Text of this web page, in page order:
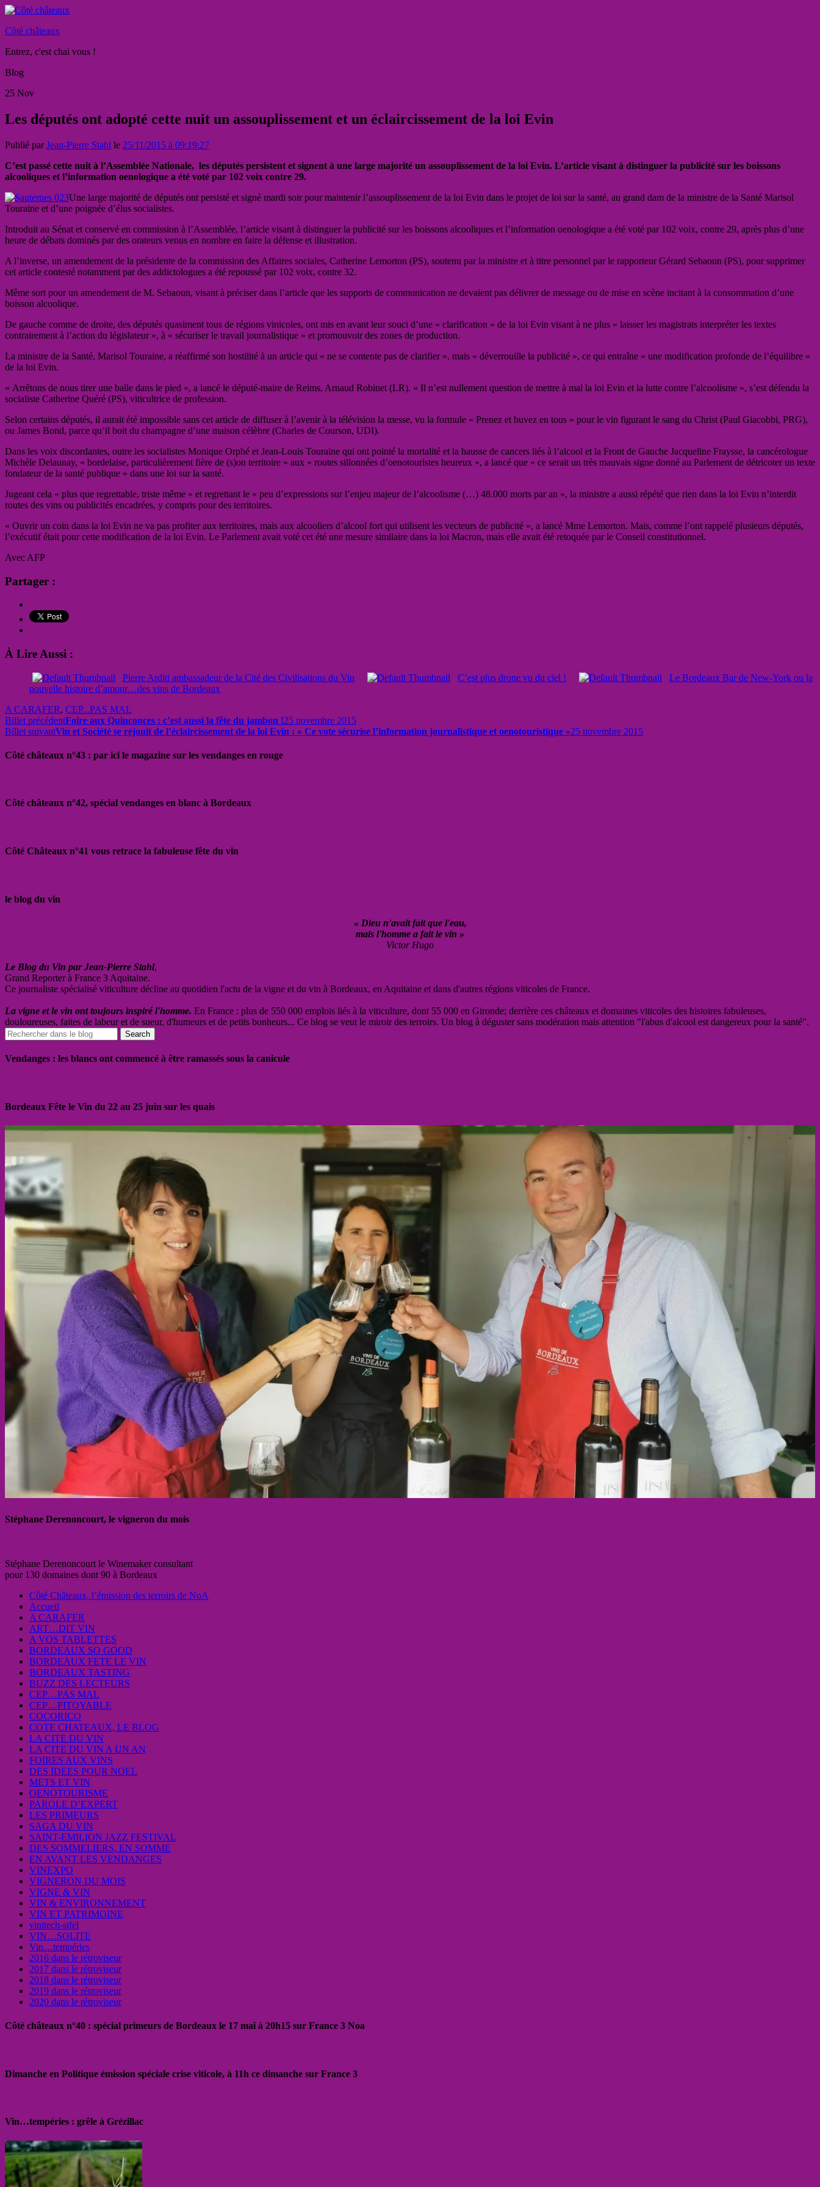
Côté châteaux
Entrez, c'est chai vous !
Blog
25 Nov
Les députés ont adopté cette nuit un assouplissement et un éclaircissement de la loi Evin
Publié parJean-Pierre Stahl le 25/11/2015 à 09:19:27
C’est passé cette nuit à l’Assemblée Nationale, les députés persistent et signent à une large majorité un assouplissement de la loi Evin. L’article visant à distinguer la publicité sur les boissons
alcooliques et l’information oenologique a été voté par 102 voix contre 29.
Une large majorité de députés ont persisté et signé mardi soir pour maintenir l’assouplissement de la loi Evin dans le projet de loi sur la santé, au grand dam de la ministre de la Santé Marisol
Touraine et d’une poignée d’élus socialistes.
Introduit au Sénat et conservé en commission à l’Assemblée, l’article visant à distinguer la publicité sur les boissons alcooliques et l’information oenologique a été voté par 102 voix, contre 29, après plus d’une
heure de débats dominés par des orateurs venus en nombre en faire la défense et illustration.
A l’inverse, un amendement de la présidente de la commission des Affaires sociales, Catherine Lemorton (PS), soutenu par la ministre et à titre personnel par le rapporteur Gérard Sebaoun (PS), pour supprimer
cet article contesté notamment par des addictologues a été repoussé par 102 voix, contre 32.
Même sort pour un amendement de M. Sebaoun, visant à préciser dans l’article que les supports de communication ne devaient pas délivrer de message ou de mise en scène incitant à la consommation d’une
boisson alcoolique.
De gauche comme de droite, des députés quasiment tous de régions vinicoles, ont mis en avant leur souci d’une « clarification » de la loi Evin visant à ne plus « laisser les magistrats interpréter les textes
contrairement à l’action du législateur », à « sécuriser le travail journalistique » et promouvoir des zones de production.
La ministre de la Santé, Marisol Touraine, a réaffirmé son hostilité à un article qui « ne se contente pas de clarifier », mais « déverrouille la publicité », ce qui entraîne « une modification profonde de l’équilibre »
de la loi Evin.
« Arrêtons de nous tirer une balle dans le pied », a lancé le député-maire de Reims, Arnaud Robinet (LR). « Il n’est nullement question de mettre à mal la loi Evin et la lutte contre l’alcoolisme », s’est défendu la
socialiste Catherine Quéré (PS), viticultrice de profession.
Selon certains députés, il aurait été impossible sans cet article de diffuser à l’avenir à la télévision la messe, vu la formule « Prenez et buvez en tous » pour le vin figurant le sang du Christ (Paul Giacobbi, PRG),
ou James Bond, parce qu’il boit du champagne d’une maison célèbre (Charles de Courson, UDI).
Dans les voix discordantes, outre les socialistes Monique Orphé et Jean-Louis Touraine qui ont pointé la mortalité et la hausse de cancers liés à l’alcool et la Front de Gauche Jacqueline Fraysse, la cancérologue
Michèle Delaunay, « bordelaise, particulièrement fière de (s)on territoire » aux « routes sillonnées d’oenotouristes heureux », a lancé que « ce serait un très mauvais signe donné au Parlement de détricoter un texte
fondateur de la santé publique » dans une loi sur la santé.
Jugeant cela « plus que regrettable, triste même » et regrettant le « peu d’expressions sur l’enjeu majeur de l’alcoolisme (…) 48.000 morts par an », la ministre a aussi répété que rien dans la loi Evin n’interdit
routes des vins ou publicités encadrées, y compris pour des territoires.
« Ouvrir un coin dans la loi Evin ne va pas profiter aux territoires, mais aux alcooliers d’alcool fort qui utilisent les vecteurs de publicité », a lancé Mme Lemorton. Mais, comme l’ont rappelé plusieurs députés,
l’exécutif était pour cette modification de la loi Evin. Le Parlement avait voté cet été une mesure similaire dans la loi Macron, mais elle avait été retoquée par le Conseil constitutionnel.
Avec AFP
Partager :
À Lire Aussi :
Pierre Arditi ambassadeur de la Cité des Civilisations du Vin C’est plus drone vu du ciel !
Le Bordeaux Bar de New-York ou la
nouvelle histoire d’amour…des vins de Bordeaux
A CARAFER, CEP...PAS MAL
Billet précédentFoire aux Quinconces : c’est aussi la fête du jambon !25 novembre 2015
Billet suivantVin et Société se réjouit de l’éclaircissement de la loi Evin : « Ce vote sécurise l’information journalistique et oenotouristique »25 novembre 2015
Côté châteaux n°43 : par ici le magazine sur les vendanges en rouge
Côté châteaux n°42, spécial vendanges en blanc à Bordeaux
Côté Châteaux n°41 vous retrace la fabuleuse fête du vin
le blog du vin
« Dieu n'avait fait que l'eau,
mais l'homme a fait le vin »
Victor Hugo
Le Blog du Vin par Jean-Pierre Stahl,
Grand Reporter à France 3 Aquitaine.
Ce journaliste spécialisé viticulture décline au quotidien l'actu de la vigne et du vin à Bordeaux, en Aquitaine et dans d'autres régions viticoles de France.
La vigne et le vin ont toujours inspiré l'homme. En France : plus de 550 000 emplois liés à la viticulture, dont 55 000 en Gironde; derrière ces châteaux et domaines viticoles des histoires fabuleuses,
douloureuses, faites de labeur et de sueur, d'humeurs et de petits bonheurs... Ce blog se veut le miroir des terroirs. Un blog à déguster sans modération mais attention "l'abus d'alcool est dangereux pour la santé".
Vendanges : les blancs ont commencé à être ramassés sous la canicule
Bordeaux Fête le Vin du 22 au 25 juin sur les quais
Stéphane Derenoncourt, le vigneron du mois
Stéphane Derenoncourt le Winemaker consultant
pour 130 domaines dont 90 à Bordeaux
Côté Châteaux, l’émission des terroirs de NoA
Accueil
A CARAFER
ART…DIT VIN
A VOS TABLETTES
BORDEAUX SO GOOD
BORDEAUX FETE LE VIN
BORDEAUX TASTING
BUZZ DES LECTEURS
CEP…PAS MAL
CEP…PITOYABLE
COCORICO
COTE CHATEAUX, LE BLOG
LA CITE DU VIN
LA CITE DU VIN A UN AN
FOIRES AUX VINS
DES IDEES POUR NOEL
METS ET VIN
OENOTOURISME
PAROLE D’EXPERT
LES PRIMEURS
SAGA DU VIN
SAINT-EMILION JAZZ FESTIVAL
DES SOMMELIERS, EN SOMME
EN AVANT LES VENDANGES
VINEXPO
VIGNERON DU MOIS
VIGNE & VIN
VIN & ENVIRONNEMENT
VIN ET PATRIMOINE
vinitech-sifel
VIN…SOLITE
Vin…tempéries
2016 dans le rétroviseur
2017 dans le rétroviseur
2018 dans le rétroviseur
2019 dans le rétroviseur
2020 dans le rétroviseur
Côté châteaux n°40 : spécial primeurs de Bordeaux le 17 mai à 20h15 sur France 3 Noa
Dimanche en Politique émission spéciale crise viticole, à 11h ce dimanche sur France 3
Vin…tempéries : grêle à Grézillac